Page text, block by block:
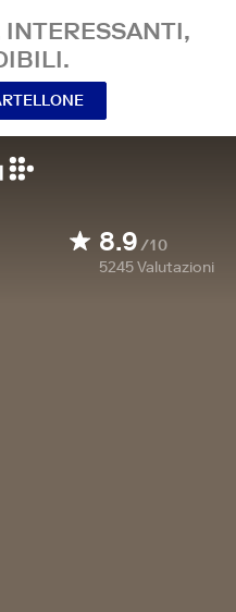
8.9/10
5245Valutazioni